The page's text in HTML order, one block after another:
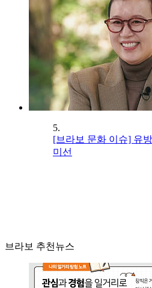
5.
[브라보 문화 이슈] 유
미선
브라보 추천뉴스